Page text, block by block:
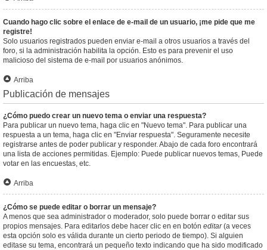
Cuando hago clic sobre el enlace de e-mail de un usuario, ¡me pide que me
registre!
Solo usuarios registrados pueden enviar e-mail a otros usuarios a través del
foro, si la administración habilita la opción. Esto es para prevenir el uso
malicioso del sistema de e-mail por usuarios anónimos.
Arriba
Publicación de mensajes
¿Cómo puedo crear un nuevo tema o enviar una respuesta?
Para publicar un nuevo tema, haga clic en "Nuevo tema". Para publicar una
respuesta a un tema, haga clic en "Enviar respuesta". Seguramente necesite
registrarse antes de poder publicar y responder. Abajo de cada foro encontrará
una lista de acciones permitidas. Ejemplo: Puede publicar nuevos temas, Puede
votar en las encuestas, etc.
Arriba
¿Cómo se puede editar o borrar un mensaje?
A menos que sea administrador o moderador, solo puede borrar o editar sus
propios mensajes. Para editarlos debe hacer clic en en botón editar(a veces
esta opción solo es válida durante un cierto periodo de tiempo). Si alguien
editase su tema, encontrará un pequeño texto indicando que ha sido modificado